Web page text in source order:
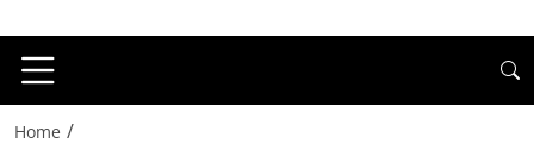
Home /